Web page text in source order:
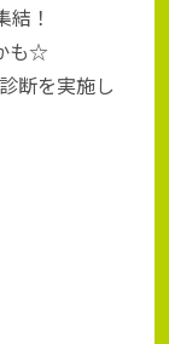
！
も☆
断を実施し